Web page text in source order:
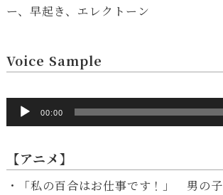
ー、早起き、エレクトーン
Voice Sample
声
プ
ー
ヤ
00:00
【アニメ】
・「私の百合はお仕事です！」 男の子